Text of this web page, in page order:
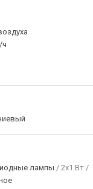
ч
лампы / 2x1 Вт /